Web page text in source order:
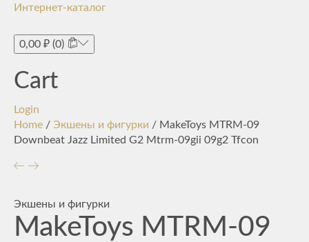
Интернет-каталог
0,00 ₽ (0)
Cart
Login
Home / Экшены и фигурки / MakeToys MTRM-09
Downbeat Jazz Limited G2 Mtrm-09gii 09g2 Tfcon
Экшены и фигурки
MakeToys MTRM-09